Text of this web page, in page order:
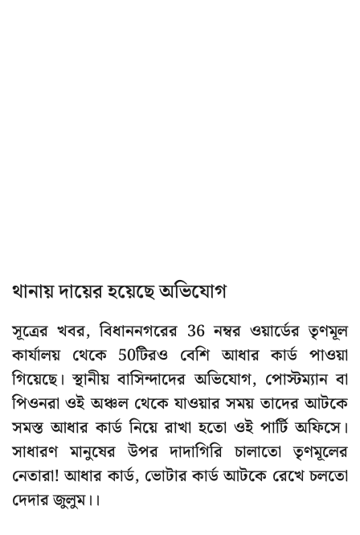
থানায় দায়ের হয়েছে অভিযোগ
সূত্রের খবর, বিধাননগরের 36 নম্বর ওয়ার্ডের তৃণমূল
কার্যালয় থেকে 50টিরও বেশি আধার কার্ড পাওয়া
গিয়েছে। স্থানীয় বাসিন্দাদের অভিযোগ, পোস্টম্যান বা
পিওনরা ওই অঞ্চল থেকে যাওয়ার সময় তাদের আটকে
সমস্ত আধার কার্ড নিয়ে রাখা হতো ওই পার্টি অফিসে।
সাধারণ মানুষের উপর দাদাগিরি চালাতো তৃণমূলের
নেতারা! আধার কার্ড, ভোটার কার্ড আটকে রেখে চলতো
দেদার জুলুম।।